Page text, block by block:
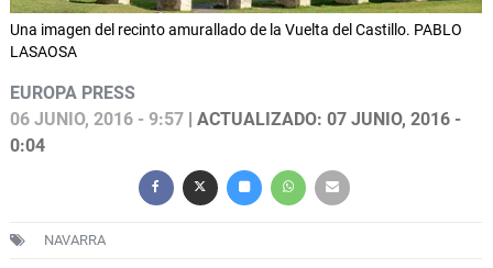
Una imagen del recinto amurallado de la Vuelta del Castillo. PABLO
LASAOSA
EUROPA PRESS
06 JUNIO, 2016 - 9:57 | ACTUALIZADO: 07 JUNIO, 2016 -
0:04
NAVARRA